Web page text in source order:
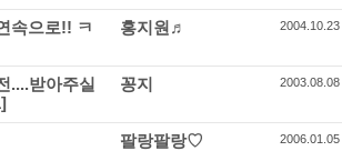
속으로!! ㅋ
홍지원♬ 2004.10.23
....받아주실
꽁지 2003.08.08
팔랑팔랑♡ 2006.01.05